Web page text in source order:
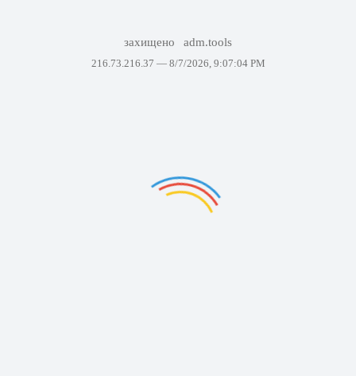
захищено adm.tools
216.73.216.37 — 8/7/2026, 9:07:04 PM